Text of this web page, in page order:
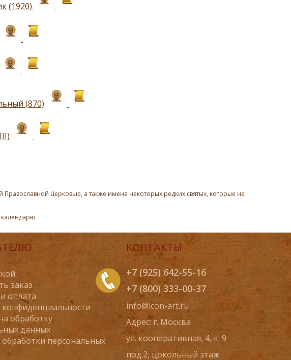
(1920)
(870)
Церковью, а также имена некоторых редких святых, которые не
календарю.
заказ
оплата
обработку
данных
персональных
КОНТАКТЫ
+7 (925) 642-55-16
+7 (800) 333-00-37
info@icon-art.ru
Адрес: г. Москва
ул. кооперативная, 4, к. 9
под.2, цокольный этаж